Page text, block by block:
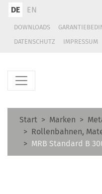
DE EN
DOWNLOADS
DATENSCHUTZ
IMPRESSUM
Start Marken
Rollenbahnen,
MRB Standard B